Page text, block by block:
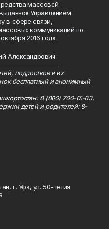
массовой
Управлением
в сфере связи,
коммуникаций по
2016 года.
Александрович
подростков и их
бесплатный и анонимный
8 (800) 700-01-83.
детей и родителей: 8-
г. Уфа, ул. 50-летия